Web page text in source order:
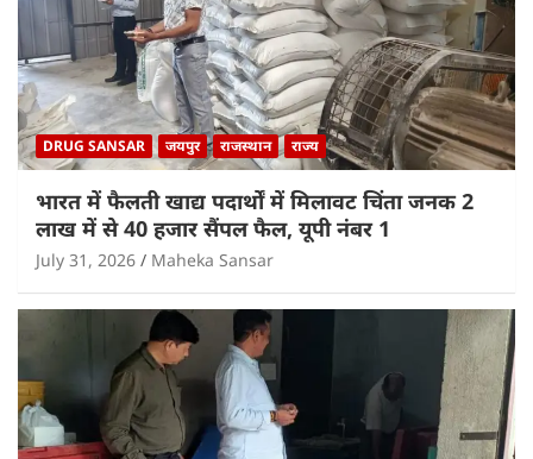
DRUG SANSAR जयपुर राजस्थान राज्य
भारत में फैलती खाद्य पदार्थों में मिलावट चिंता जनक 2
लाख में से 40 हजार सैंपल फैल, यूपी नंबर 1
July 31, 2026 Maheka Sansar